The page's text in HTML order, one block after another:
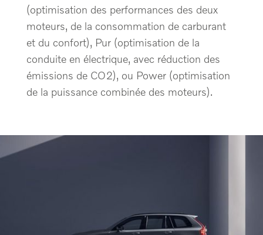
(optimisation des performances des deux
moteurs, de la consommation de carburant
et du confort), Pur (optimisation de la
conduite en électrique, avec réduction des
émissions de CO2), ou Power (optimisation
de la puissance combinée des moteurs).